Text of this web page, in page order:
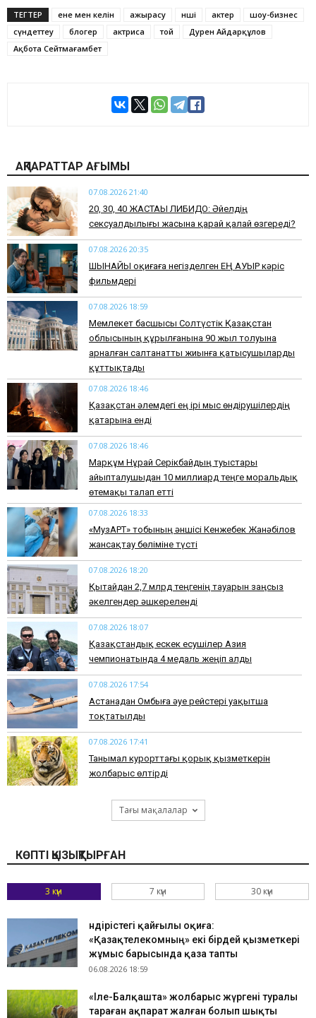
ТЕГТЕР ене мен келін ажырасу әнші актер
шоу-бизнес
сүндеттеу
блогер актриса той
Дәурен Айдарқұлов
Ақбота Сейтмағамбет
АҚПАРАТТАР АҒЫМЫ
07.08.2026 21:40
​20, 30, 40 ЖАСТАҒЫ ЛИБИДО: Әйелдің
сексуалдылығы жасына қарай қалай өзгереді?
07.08.2026 20:35
​ШЫНАЙЫ оқиғаға негізделген ЕҢ АУЫР кәріс
фильмдері
07.08.2026 18:59
Мемлекет басшысы Солтүстік Қазақстан
облысының құрылғанына 90 жыл толуына
арналған салтанатты жиынға қатысушыларды
құттықтады
07.08.2026 18:46
Қазақстан әлемдегі ең ірі мыс өндірушілердің
қатарына енді
07.08.2026 18:46
Марқұм Нұрай Серікбайдың туыстары
айыпталушыдан 10 миллиард теңге моральдық
өтемақы талап етті
07.08.2026 18:33
«МузАРТ» тобының әншісі Кенжебек Жанәбілов
жансақтау бөліміне түсті
07.08.2026 18:20
Қытайдан 2,7 млрд теңгенің тауарын заңсыз
әкелгендер әшкереленді
07.08.2026 18:07
Қазақстандық ескек есушілер Азия
чемпионатында 4 медаль жеңіп алды
07.08.2026 17:54
Астанадан Омбыға әуе рейстері уақытша
тоқтатылды
07.08.2026 17:41
​Танымал курорттағы қорық қызметкерін
жолбарыс өлтірді
Тағы мақалалар
КӨПТІ ҚЫЗЫҚТЫРҒАН
3 күн 7 күн 30 күн
Өндірістегі қайғылы оқиға:
«Қазақтелекомның» екі бірдей қызметкері
жұмыс барысында қаза тапты
06.08.2026 18:59
«Іле-Балқашта» жолбарыс жүргені туралы
тараған ақпарат жалған болып шықты